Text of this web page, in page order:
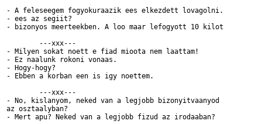
- A feleseegem fogyokuraazik ees elkezdett lovagolni.
- ees az segiit?
- bizonyos meerteekben. A loo maar lefogyott 10 kilot
- Milyen sokat noett e fiad mioota nem laattam!
- Ez naalunk rokoni vonaas.
- Hogy-hogy?
- Ebben a korban een is igy noettem.
- No, kislanyom, neked van a legjobb bizonyitvaanyod
az osztaalyban?
- Mert apu? Neked van a legjobb fizud az irodaaban?